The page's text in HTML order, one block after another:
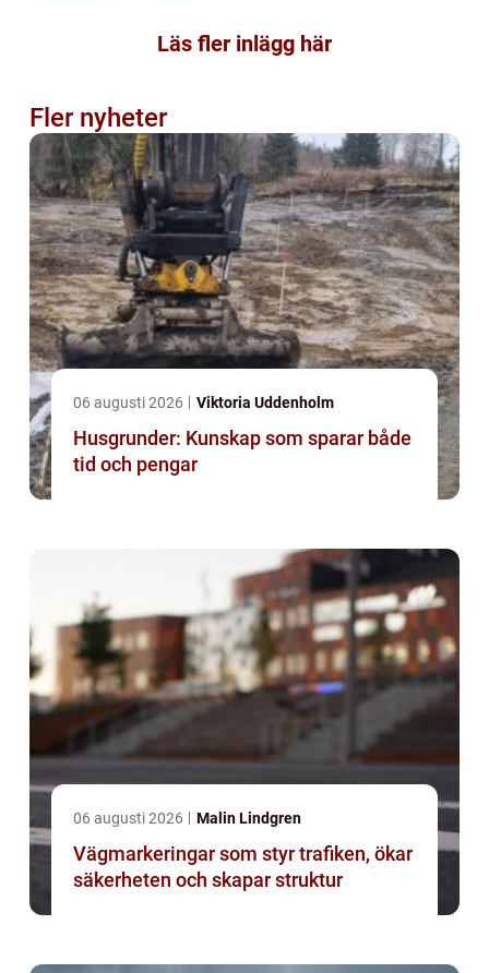
Läs fler inlägg här
Fler nyheter
06 augusti 2026 Viktoria Uddenholm
Husgrunder: Kunskap som sparar både
tid och pengar
06 augusti 2026 Malin Lindgren
Vägmarkeringar som styr trafiken, ökar
säkerheten och skapar struktur